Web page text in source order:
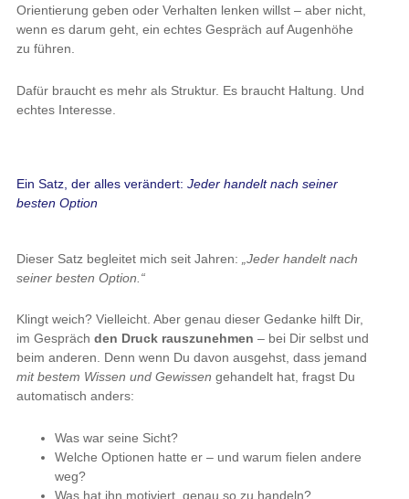
Orientierung geben oder Verhalten lenken willst – aber nicht,
wenn es darum geht, ein echtes Gespräch auf Augenhöhe
zu führen.
Dafür braucht es mehr als Struktur. Es braucht Haltung. Und
echtes Interesse.
Ein Satz, der alles verändert: Jeder handelt nach seiner
besten Option
Dieser Satz begleitet mich seit Jahren:
„Jeder handelt nach
seiner besten Option.“
Klingt weich? Vielleicht. Aber genau dieser Gedanke hilft Dir,
im Gespräch den Druck rauszunehmen – bei Dir selbst und
beim anderen. Denn wenn Du davon ausgehst, dass jemand
mit bestem Wissen und Gewissen gehandelt hat, fragst Du
automatisch anders:
Was war seine Sicht?
Welche Optionen hatte er – und warum fielen andere
weg?
Was hat ihn motiviert, genau so zu handeln?